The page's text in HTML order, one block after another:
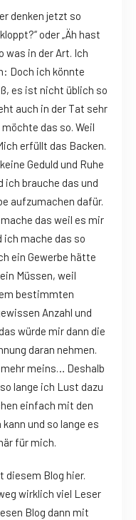
denken jetzt so
oder „Äh hast
was in der Art. Ich
Doch ich könnte
es ist nicht üblich so
auch in der Tat sehr
das so. Weil
erfüllt das Backen.
Geduld und Ruhe
ich brauche das und
aufzumachen dafür.
das weil es mir
ich mache das so
ein Gewerbe hätte
Müssen, weil
bestimmten
Anzahl und
würde mir dann die
daran nehmen.
meins… Deshalb
lange ich Lust dazu
einfach mit den
und so lange es
für mich.
diesem Blog hier.
wirklich viel Leser
Blog dann mit